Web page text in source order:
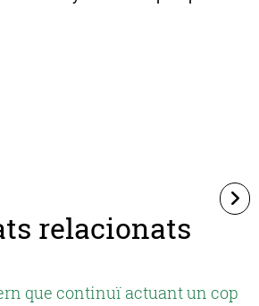
relacionats
que continuï actuant un cop